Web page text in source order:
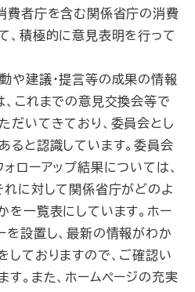
費者庁を含む関係省庁の消費
、積極的に意見表明を行って
や建議・提言等の成果の情報
、これまでの意見交換会等で
だいてきており、委員会とし
ると認識しています。委員会
ローアップ結果については、
れに対して関係省庁がどのよ
を一覧表にしています。ホー
を設置し、最新の情報がわか
しておりますので、ご確認い
す。また、ホームページの充実